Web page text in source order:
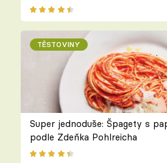
TĚSTOVINY
Super jednoduše: Špagety s
podle Zdeňka Pohlreicha